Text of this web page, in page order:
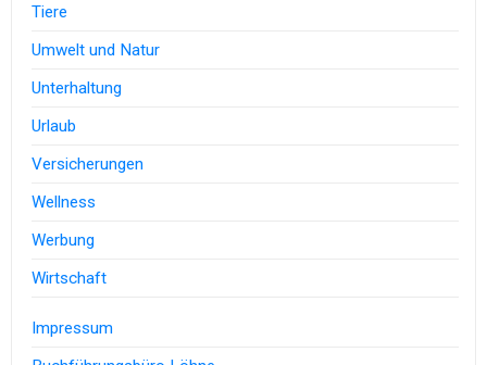
Tiere
Umwelt und Natur
Unterhaltung
Urlaub
Versicherungen
Wellness
Werbung
Wirtschaft
Impressum